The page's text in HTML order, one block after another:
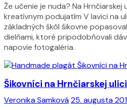
Že učenie je nuda? Na Hrnčiarskej
kreatívnym podujatím V lavici na
základných škôl šikovne
dielňami, ktoré pripodobňovali
napovie fotogaléria.
Veronika Samková25. augusta
Šikovníci na Hrnčiarskej ulici